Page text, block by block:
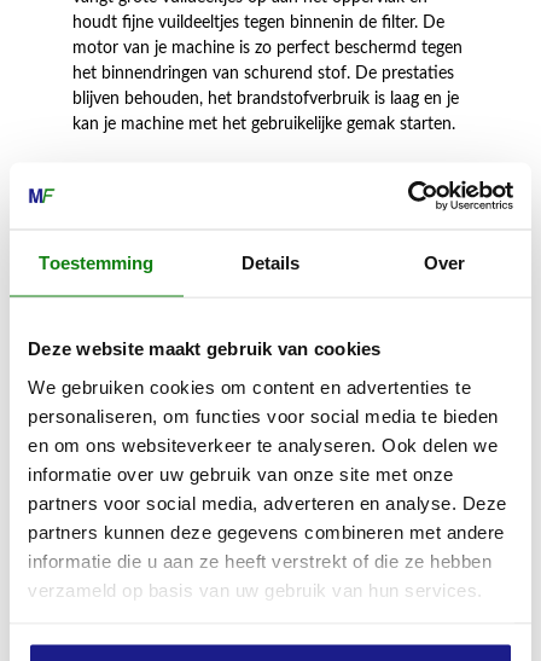
Toestemming Details Over
Deze website maakt gebruik van cookies
We gebruiken cookies om content en advertenties te
personaliseren, om functies voor social media te bieden
en om ons websiteverkeer te analyseren. Ook delen we
informatie over uw gebruik van onze site met onze
partners voor social media, adverteren en analyse. Deze
partners kunnen deze gegevens combineren met andere
informatie die u aan ze heeft verstrekt of die ze hebben
verzameld op basis van uw gebruik van hun services.
houdt fijne vuildeeltjes tegen binnenin de filter. De
motor van je machine is zo perfect beschermd tegen
het binnendringen van schurend stof. De prestaties
blijven behouden, het brandstofverbruik is laag en je
kan je machine met het gebruikelijke gemak starten.
deeltjes via de brandstof in de motor terechtkomen.
levensduur van je machine. Om de prestaties op peil
te houden raden we ook aan om de bougie
verbranding in de motor.
gebruik je best de handige combisleutel die bij je
STIHL machine wordt meegeleverd. In de verpakking
van de Service Kit is ook een kartonnen haak
bijgesloten. Hiermee kan je de brandstoffilter
verwijderen en vervangen. Je hebt geen extra
gereedschap nodig.